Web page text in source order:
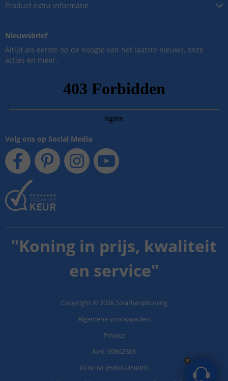
Product extra informatie
Nieuwsbrief
Altijd als eerste op de hoogte van het laatste nieuws, onze
acties en meer.
Volg ons op Social Media
"Koning in prijs, kwaliteit
en service"
Copyright © 2026 SolarlampKoning
Algemene voorwaarden
Privacy
KvK: 69862303
BTW: NL858042459B01